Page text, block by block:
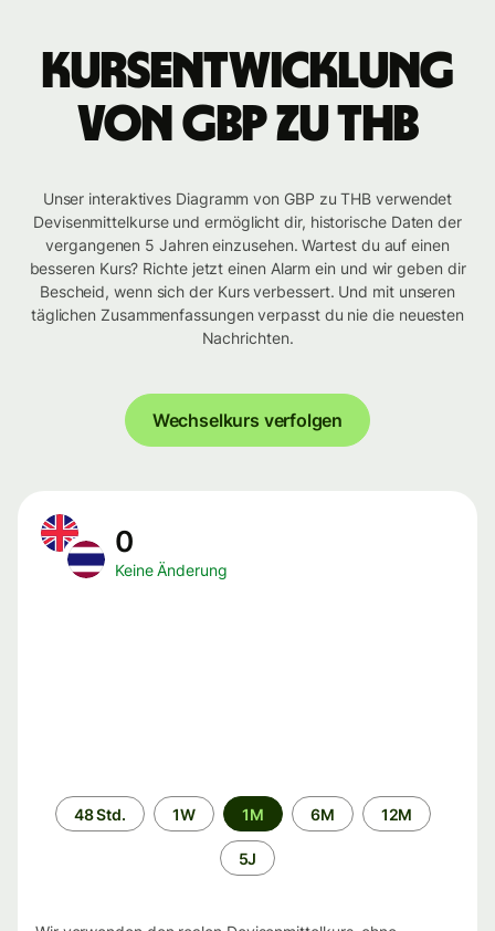
Kursentwicklung
von GBP zu THB
Unser interaktives Diagramm von GBP zu THB verwendet
Devisenmittelkurse und ermöglicht dir, historische Daten der
vergangenen 5 Jahren einzusehen. Wartest du auf einen
besseren Kurs? Richte jetzt einen Alarm ein und wir geben dir
Bescheid, wenn sich der Kurs verbessert. Und mit unseren
täglichen Zusammenfassungen verpasst du nie die neuesten
Nachrichten.
Wechselkurs verfolgen
0
Keine Änderung
Zeitraum
48 Std. 1W 1M 6M 12M
5J